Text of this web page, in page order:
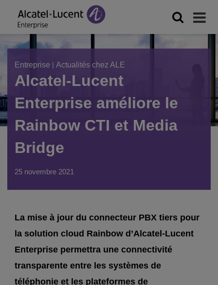
Entreprise | Actualités chez ALE
Alcatel-Lucent
Enterprise améliore le
Rainbow CTI et Media
Bridge
25 novembre 2021
La mise à jour du connecteur PBX tiers pour
la solution cloud Rainbow d’Alcatel-Lucent
Enterprise permettra une connectivité
transparente entre les systèmes de
téléphonie et les plateformes de